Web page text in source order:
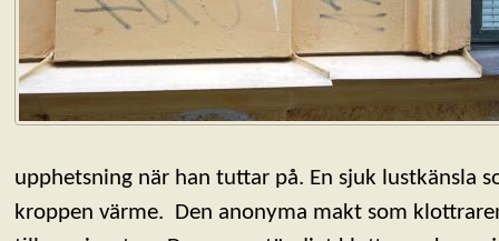
upphetsning när han tuttar på. En sjuk lustkänsla
kroppen värme. Den anonyma makt som